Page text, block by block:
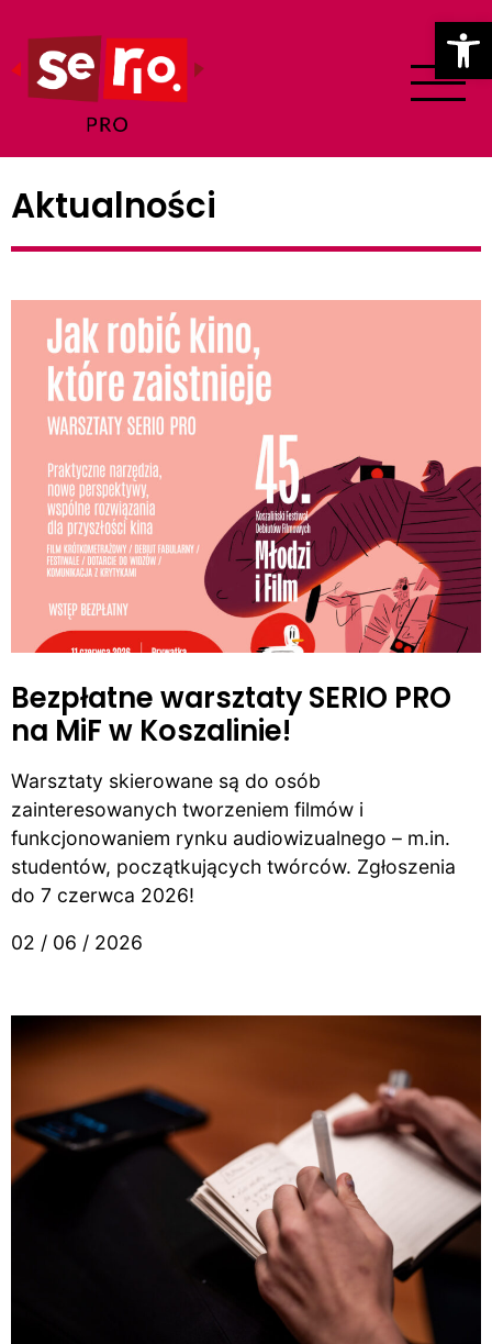
Aktualności
Bezpłatne warsztaty SERIO PRO
na MiF w Koszalinie!
Warsztaty skierowane są do osób
zainteresowanych tworzeniem filmów i
funkcjonowaniem rynku audiowizualnego – m.in.
studentów, początkujących twórców. Zgłoszenia
do 7 czerwca 2026!
02 / 06 / 2026